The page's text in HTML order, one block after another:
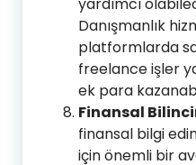
Danışmanlık
platformlarda
freelance işler
ek para
Finansal
finansal bilgi
için önemli bir